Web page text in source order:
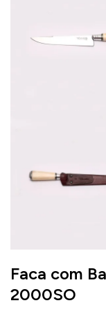
Faca com
2000SO